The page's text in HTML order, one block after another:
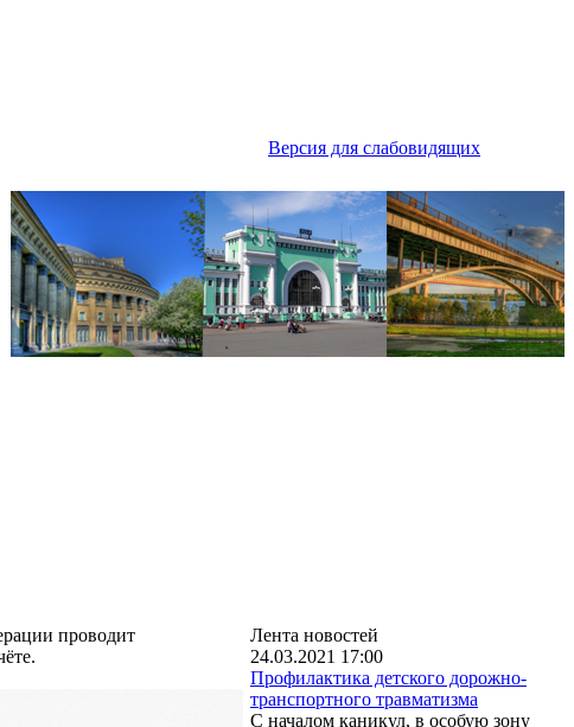
Версия для слабовидящих
проводит
Лента новостей
24.03.2021 17:00
Профилактика детского дорожно-
транспортного травматизма
С началом каникул, в особую зону